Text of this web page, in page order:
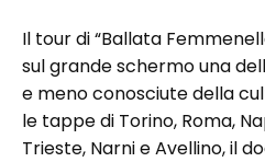
Il tour di “Ballata
sul grande schermo una
e meno conosciute della
le tappe di Torino, Roma,
Trieste, Narni e Avellino, il